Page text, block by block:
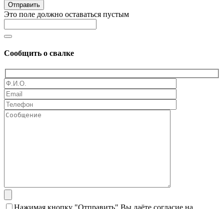
Отправить
Это поле должно оставаться пустым
Сообщить о свалке